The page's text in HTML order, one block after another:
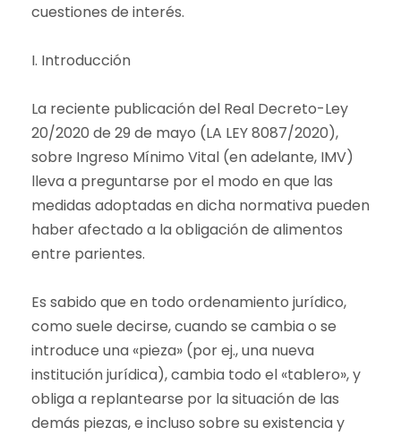
cuestiones de interés.
I. Introducción
La reciente publicación del Real Decreto-Ley
20/2020 de 29 de mayo (LA LEY 8087/2020),
sobre Ingreso Mínimo Vital (en adelante, IMV)
lleva a preguntarse por el modo en que las
medidas adoptadas en dicha normativa pueden
haber afectado a la obligación de alimentos
entre parientes.
Es sabido que en todo ordenamiento jurídico,
como suele decirse, cuando se cambia o se
introduce una «pieza» (por ej., una nueva
institución jurídica), cambia todo el «tablero», y
obliga a replantearse por la situación de las
demás piezas, e incluso sobre su existencia y